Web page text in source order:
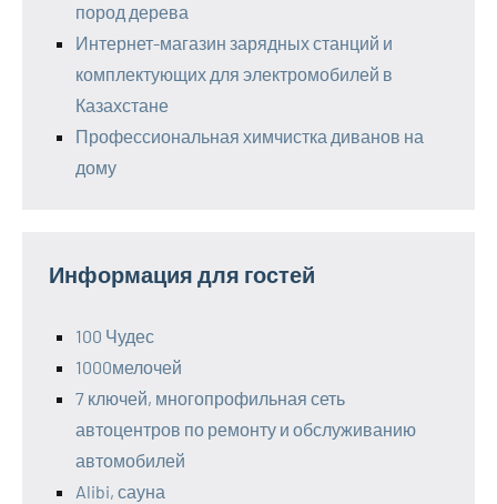
пород дерева
Интернет-магазин зарядных станций и
комплектующих для электромобилей в
Казахстане
Профессиональная химчистка диванов на
дому
Информация для гостей
100 Чудес
1000мелочей
7 ключей, многопрофильная сеть
автоцентров по ремонту и обслуживанию
автомобилей
Alibi, сауна